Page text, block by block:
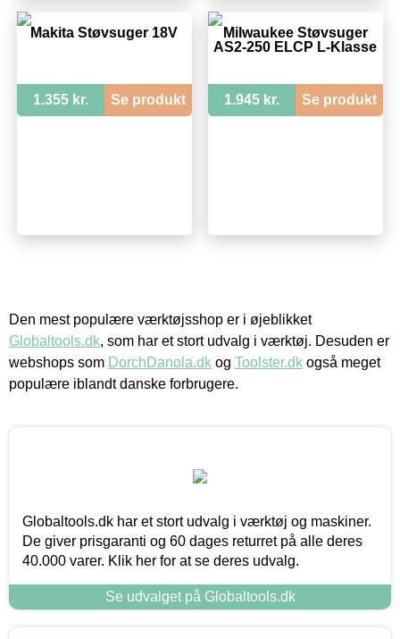
Makita Støvsuger 18V
1.355 kr. Se produkt
Milwaukee Støvsuger
AS2-250 ELCP L-Klasse
1.945 kr. Se produkt
Den mest populære værktøjsshop er i øjeblikket
Globaltools.dk, som har et stort udvalg i værktøj. Desuden er
webshops som DorchDanola.dk og Toolster.dk også meget
populære iblandt danske forbrugere.
Globaltools.dk har et stort udvalg i værktøj og maskiner.
De giver prisgaranti og 60 dages returret på alle deres
40.000 varer. Klik her for at se deres udvalg.
Se udvalget på Globaltools.dk